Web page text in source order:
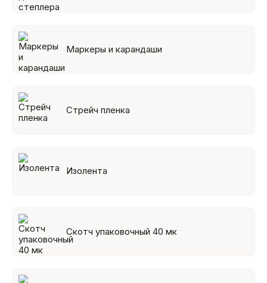
Маркеры и карандаши
Стрейч пленка
Изолента
Скотч упаковочный 40 мк